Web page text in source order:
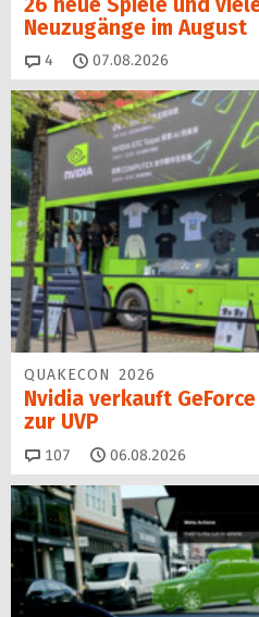
Neuzugänge im August
4 Kommentare
07.08.2026
QUAKECON 2026
Nvidia verkauft GeForce
zur UVP
107 Kommentare
06.08.2026